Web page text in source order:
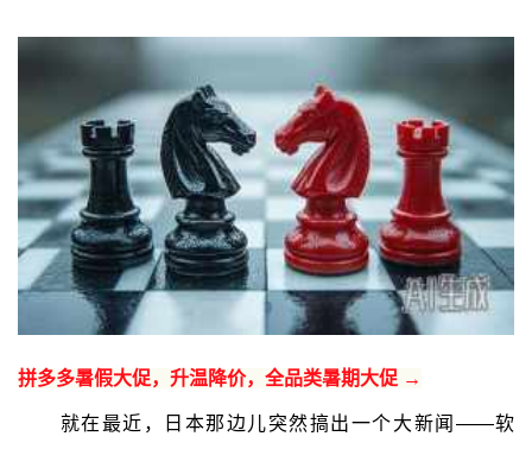
拼多多暑假大促，升温降价，全品类暑期大促 →
就在最近，日本那边儿突然搞出一个大新闻——软